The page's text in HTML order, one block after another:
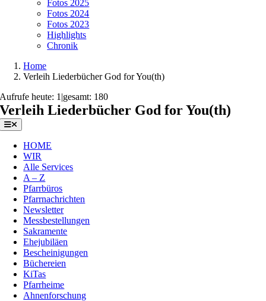
Fotos 2025
Fotos 2024
Fotos 2023
Highlights
Chronik
Home
Verleih Liederbücher God for You(th)
Aufrufe heute: 1 |gesamt: 180
Verleih Liederbücher God for You(th)
Toggle
Navigation
HOME
WIR
Alle Services
A – Z
Pfarrbüros
Pfarrnachrichten
Newsletter
Messbestellungen
Sakramente
Ehejubiläen
Bescheinigungen
Büchereien
KiTas
Pfarrheime
Ahnenforschung